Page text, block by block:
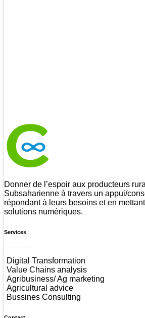
Donner de l’espoir aux producteurs
Subsaharienne à travers un appui/
répondant à leurs besoins et en
solutions numériques.
Services
Digital Transformation
Value Chains analysis
Agribusiness/ Ag marketing
Agricultural advice
Bussines Consulting